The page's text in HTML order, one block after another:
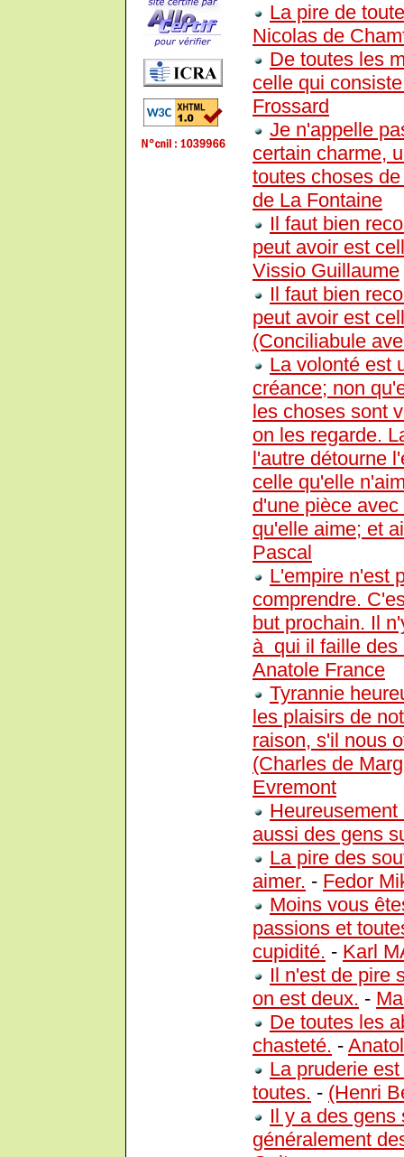
La pire de
Nicolas de
De toutes les
celle qui
Frossard
Je n'appelle
certain charme,
toutes choses
de La Fontaine
Il faut bien
peut avoir est
Vissio Guillaume
Il faut bien
peut avoir est
(Conciliabule
La volonté est
créance; non
les choses sont
on les regarde.
l'autre détourne
celle qu'elle
d'une pièce
qu'elle aime; et
Pascal
L'empire n'est
comprendre.
but prochain. Il
à qui il faille des
Anatole France
Tyrannie
les plaisirs de
raison, s'il nous
(Charles de
Evremont
aussi des gens
La pire des
aimer. - Fedor
Moins vous
passions et
cupidité. - Karl
Il n'est de pire
on est deux. -
De toutes les
chasteté. -
La pruderie
toutes. - (Henri
Il y a des gens
généralement